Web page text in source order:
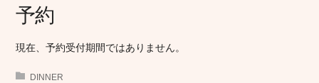
予約
現在、予約受付期間ではありません。
DINNER